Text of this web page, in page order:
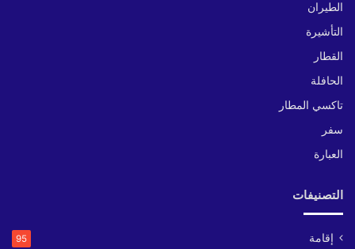
الطيران
التأشيرة
القطار
الحافلة
تاكسي المطار
سفر
العبارة
التصنيفات
إقامة 95